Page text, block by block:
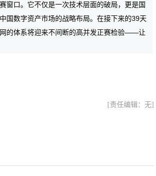
窗口。它不仅是一次技术层面的破局，更是国
国数字资产市场的战略布局。在接下来的39天
的体系将迎来不间断的高并发正赛检验——让
[责任编辑：无]